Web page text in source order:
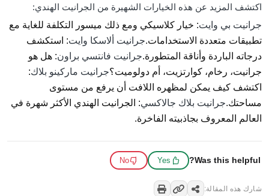
اكتشف المزيد عن هذه الخيارات الشهيرة من الجرانيت الهندي:
جرانيت بي وايت: خيار كلاسيكي ومع ذلك ميسور التكلفة للغاية مع
تطبيقات متعددة الاستخدامات.جرانيت ألاسكا وايت: استكشف
درجاته الباردة وأناقة المتطورة.جرانيت فانتسي براون: هل هو
جرانيت، رخام، كوارتزيت، أم دولوميت؟جرانيت ماركينو بلاك:
اكتشف كيف يمكن لمظهره اللافت أن يرفع من مستوى
مساحتك.جرانيت بلاك جالاكسي: الجرانيت الهندي الأكثر شهرة في
العالم المعروف بجاذبيته الفاخرة.
Was this helpful?
Yes
No
شارك هذه المقالة: